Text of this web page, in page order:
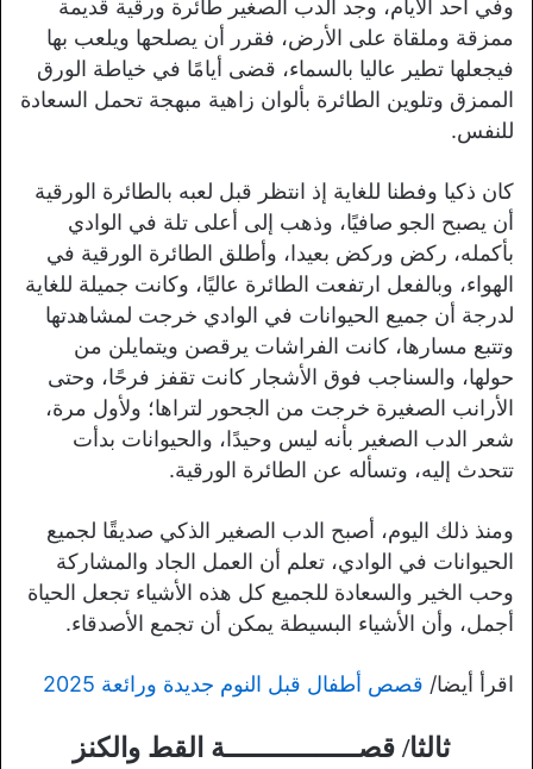
وفي أحد الأيام، وجد الدب الصغير طائرة ورقية قديمة
ممزقة وملقاة على الأرض، فقرر أن يصلحها ويلعب بها
فيجعلها تطير عاليا بالسماء، قضى أيامًا في خياطة الورق
الممزق وتلوين الطائرة بألوان زاهية مبهجة تحمل السعادة
للنفس.
كان ذكيا وفطنا للغاية إذ انتظر قبل لعبه بالطائرة الورقية
أن يصبح الجو صافيًا، وذهب إلى أعلى تلة في الوادي
بأكمله، ركض وركض بعيدا، وأطلق الطائرة الورقية في
الهواء، وبالفعل ارتفعت الطائرة عاليًا، وكانت جميلة للغاية
لدرجة أن جميع الحيوانات في الوادي خرجت لمشاهدتها
وتتبع مسارها، كانت الفراشات يرقصن ويتمايلن من
حولها، والسناجب فوق الأشجار كانت تقفز فرحًا، وحتى
الأرانب الصغيرة خرجت من الجحور لتراها؛ ولأول مرة،
شعر الدب الصغير بأنه ليس وحيدًا، والحيوانات بدأت
تتحدث إليه، وتسأله عن الطائرة الورقية.
ومنذ ذلك اليوم، أصبح الدب الصغير الذكي صديقًا لجميع
الحيوانات في الوادي، تعلم أن العمل الجاد والمشاركة
وحب الخير والسعادة للجميع كل هذه الأشياء تجعل الحياة
أجمل، وأن الأشياء البسيطة يمكن أن تجمع الأصدقاء.
اقرأ أيضا/ قصص أطفال قبل النوم جديدة ورائعة 2025
ثالثا/ قصــــــــــــــــة القط والكنز